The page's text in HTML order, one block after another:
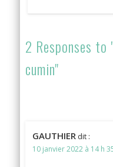
2 Responses to
cumin"
GAUTHIER dit :
10 janvier 2022 à 14 h